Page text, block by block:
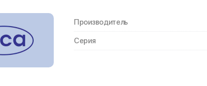
Производитель
Серия